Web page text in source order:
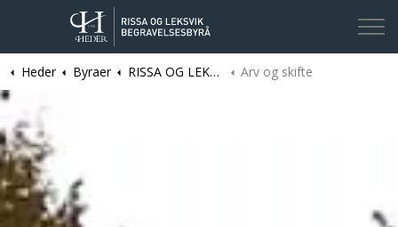
Kontakt oss
Heder Byraer RISSA OG LEKSVIK | Rissa og Leksvik begravelsesbyrå Arv og skifte